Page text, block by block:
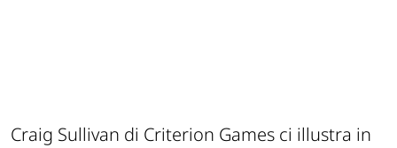
Craig Sullivan di Criterion Games ci illustra in